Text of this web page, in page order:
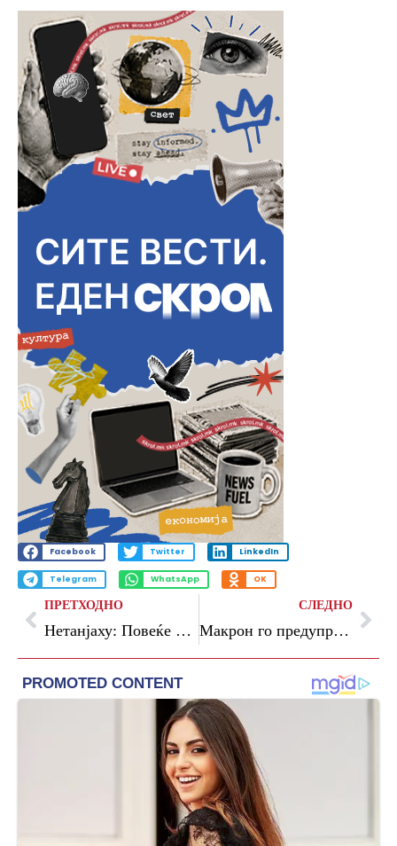
Facebook Twitter LinkedIn
Telegram WhatsApp OK
ПРЕТХОДНО
Нетанјаху: Повеќе немам влијание врз Трамп кога станува збор за Иран
СЛЕДНО
Макрон го предупреди Лукашенко да не ја вовлекува Белорусија подлабоко во војната против Украина